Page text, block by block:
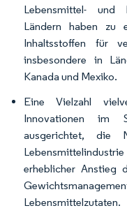
Lebensmittel- und
Ländern haben zu
Inhaltsstoffen für
insbesondere in
Kanada und Mexiko.
Eine Vielzahl
Innovationen im
ausgerichtet, die
erheblicher Anstieg
Lebensmittelzutaten.